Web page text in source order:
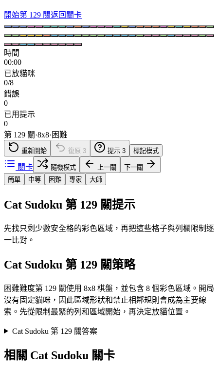
開始第 129 關返回關卡
時間
00:00
已放貓咪
0/8
錯誤
0
已用提示
0
第 129 關·8x8· 困難
重新開始 復原 3 提示 3 標記模式
關卡 隨機模式 上一關
下一關
簡單
中等 困難 專家 大師
Cat Sudoku 第 129 關提示
先找只剩少數安全格的彩色區域，再把這些格子與列欄限制逐
一比對。
Cat Sudoku 第 129 關策略
困難難度第 129 關使用 8x8 棋盤，並包含 8 個彩色區域。開局
沒有固定貓咪，因此區域形狀和禁止相鄰規則會成為主要線
索。先從限制最緊的列和區域開始，再決定放貓位置。
Cat Sudoku 第 129 關答案
相關 Cat Sudoku 關卡